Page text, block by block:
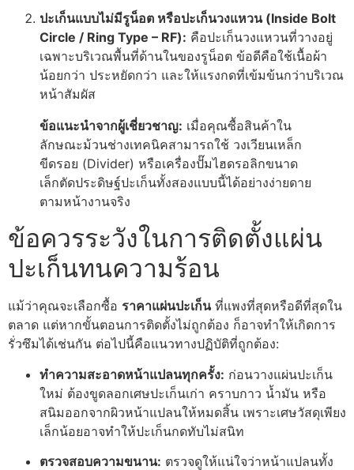
ปะเก็นแบบไม่มีรูน็อต หรือปะเก็นวงแหวน (Inside Bolt
Circle / Ring Type – RF): คือปะเก็นวงแหวนที่วางอยู่
เฉพาะบริเวณพื้นที่ด้านในของรูน็อต ข้อดีคือใช้เนื้อผ้า
น้อยกว่า ประหยัดกว่า และให้แรงกดที่เข้มข้นกว่าบริเวณ
หน้าสัมผัส
ข้อแนะนำจากผู้เชี่ยวชาญ: เมื่อคุณซื้อสินค้าใน
ลักษณะม้วนช่างเทคนิคสามารถใช้ วงเวียนเหล็ก
ขีดรอย (Divider) หรือเครื่องปั๊มไฮดรอลิกขนาด
เล็กตัดประดิษฐ์ปะเก็นทั้งสองแบบนี้ได้อย่างง่ายดาย
ตามหน้างานจริง
ข้อควรระวังในการติดตั้งแผ่น
ปะเก็นทนความร้อน
แม้ว่าคุณจะเลือกซื้อ ราคาแผ่นปะเก็นที่แพงที่สุดหรือดีที่สุดใน
ตลาด แต่หากขั้นตอนการติดตั้งไม่ถูกต้อง ก็อาจทำให้เกิดการ
รั่วซึมได้เช่นกัน ต่อไปนี้คือแนวทางปฏิบัติที่ถูกต้อง:
ทำความสะอาดหน้าแปลนทุกครั้ง: ก่อนวางแผ่นปะเก็น
ใหม่ ต้องขูดลอกเศษปะเก็นเก่า คราบกาว น้ำมัน หรือ
สนิมออกจากผิวหน้าแปลนให้หมดสิ้น เพราะเศษวัสดุเพียง
เล็กน้อยอาจทำให้ปะเก็นกดทับไม่สนิท
ตรวจสอบความขนาน: ตรวจดูให้แน่ใจว่าหน้าแปลนทั้ง